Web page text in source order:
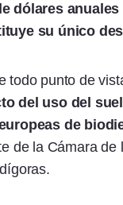
dólares
su único
todo punto de
del uso del
de
de la Cámara